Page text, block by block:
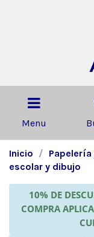
Menu
Inicio
escolar y dibujo
10% DE
COMPRA